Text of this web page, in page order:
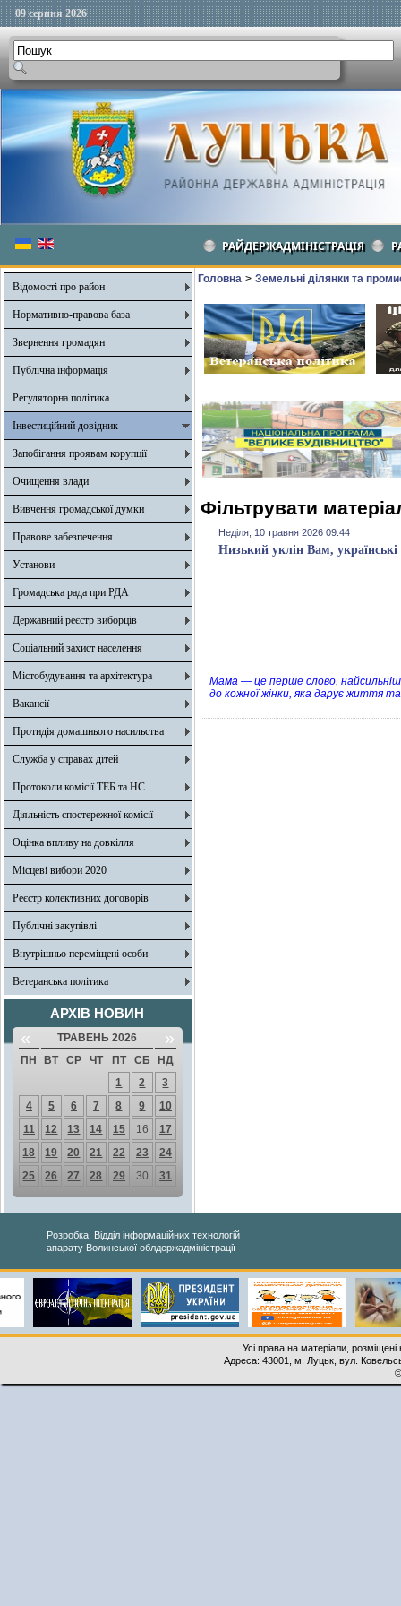
09 серпня 2026
РАЙДЕРЖАДМІНІСТРАЦІЯ
Відомості про район
Нормативно-правова база
Звернення громадян
Публічна інформація
Регуляторна політика
Інвестиційний довідник
Запобігання проявам корупції
Очищення влади
Вивчення громадської думки
Правове забезпечення
Установи
Громадська рада при РДА
Державний реєстр виборців
Соціальний захист населення
Містобудування та архітектура
Вакансії
Протидія домашнього насильства
Служба у справах дітей
Протоколи комісії ТЕБ та НС
Діяльність спостережної комісії
Оцінка впливу на довкілля
Місцеві вибори 2020
Реєстр колективних договорів
Публічні закупівлі
Внутрішньо переміщені особи
Ветеранська політика
АРХІВ НОВИН
« ТРАВЕНЬ 2026 »
ПН ВТ СР ЧТ ПТ СБ
НД
1
2
3
4
5 6 7 8 9
10
11
12 13 14 15 16
17
18
19 20 21 22 23
24
25
26 27 28 29 30 31
Головна > Земельні ділянки та
Фільтрувати
Неділя, 10 травня 2026 09:44
Низький уклін Вам,
Мама — це перше слово,
до кожної жінки, яка дарує життя
Розробка: Відділ інформаційних технологій
апарату Волинської облдержадміністрації
Усі права на матеріали,
Адреса: 43001, м. Луцьк, вул.